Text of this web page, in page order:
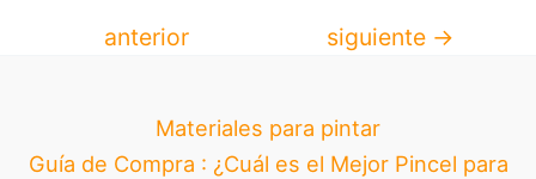
anterior
siguiente →
Materiales para pintar
Guía de Compra : ¿Cuál es el Mejor Pincel para